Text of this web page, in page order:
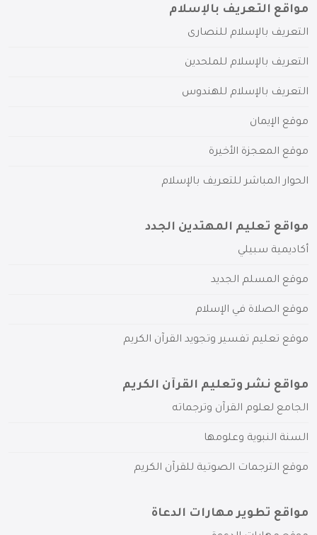
مواقع التعريف بالإسلام
التعريف بالإسلام للنصارى
التعريف بالإسلام للملحدين
التعريف بالإسلام للهندوس
موقع الإيمان
موقع المعجزة الأخيرة
الحوار المباشر للتعريف بالإسلام
مواقع تعليم المهتدين الجدد
أكاديمية سبيلي
موقع المسلم الجديد
موقع الصلاة في الإسلام
موقع تعليم تفسير وتجويد القرآن الكريم
مواقع نشر وتعليم القرآن الكريم
الجامع لعلوم القرآن وترجماته
السنة النبوية وعلومها
موقع الترجمات الصوتية للقرآن الكريم
مواقع تطوير مهارات الدعاة